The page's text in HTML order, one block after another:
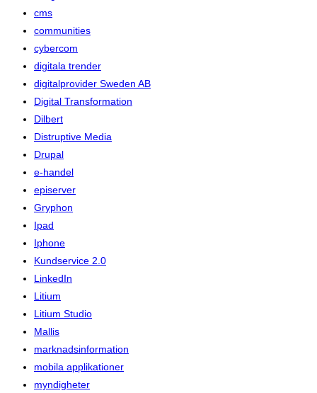
cms
communities
cybercom
digitala trender
digitalprovider Sweden AB
Digital Transformation
Dilbert
Distruptive Media
Drupal
e-handel
episerver
Gryphon
Ipad
Iphone
Kundservice 2.0
LinkedIn
Litium
Litium Studio
Mallis
marknadsinformation
mobila applikationer
myndigheter